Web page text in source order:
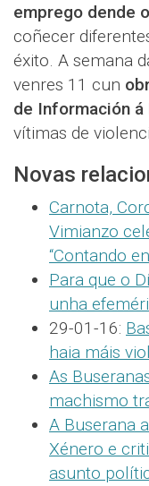
emprego dende
coñecer
éxito. A semana
venres 11 cun
de Información á
vítimas de
Novas
Carnota,
Vimianzo
“Contando
Para que o
unha
29-01-16:
haia máis
As
machismo
A Buserana
Xénero e
asunto